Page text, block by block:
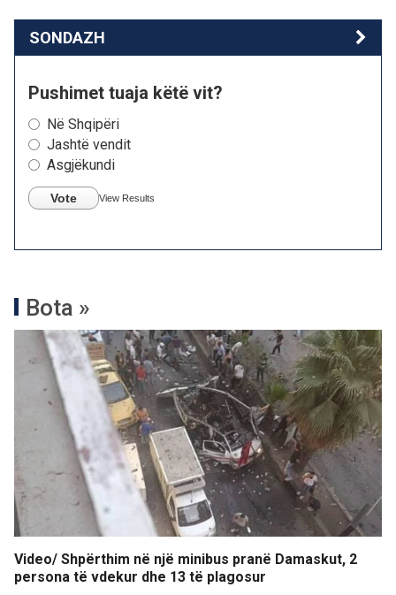
SONDAZH
Pushimet tuaja këtë vit?
Në Shqipëri
Jashtë vendit
Asgjëkundi
Vote View Results
Bota »
Video/ Shpërthim në një minibus pranë Damaskut, 2
persona të vdekur dhe 13 të plagosur